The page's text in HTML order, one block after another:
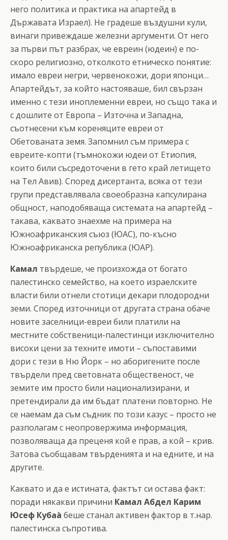
него политика и практика на апартейд в
Държавата Израел). Не градеше въздушни кули,
винаги привеждаше железни аргументи. От него
за първи път разбрах, че евреин (юдеин) е по-
скоро религиозно, отколкото етническо понятие:
имало евреи негри, червенокожи, дори японци…
Апартейдът, за който настояваше, бил свързан
именно с тези иноплеменни евреи, но също така и
с дошлите от Европа – Източна и Западна,
съотнесени към кореняците евреи от
Обетованата земя. Запомнил съм примера с
евреите-копти (тъмнокожи юдеи от Етиопия,
които били съсредоточени в гето край летището
на Тел Авив). Според дисертанта, всяка от тези
групи представлявала своеобразна капсулирана
общност, наподобяваща системата на апартейд –
такава, каквато знаехме на примера на
Южноафриканския съюз (ЮАС), по-късно
Южноафриканска република (ЮАР).
Камал твърдеше, че произхожда от богато
палестинско семейство, на което израелските
власти били отнели стотици декари плодородни
земи. Според източници от другата страна обаче
новите заселници-евреи били платили на
местните собственици-палестинци изключително
високи цени за техните имоти – съпоставими
дори с тези в Ню Йорк – но аборигените после
твърдели пред световната общественост, че
земите им просто били национализирани, и
претендирали да им бъдат платени повторно. Не
се наемам да съм съдник по този казус – просто не
разполагам с неопровержима информация,
позволяваща да преценя кой е прав, а кой – крив.
Затова съобщавам твърденията и на едните, и на
другите.
Каквато и да е истината, фактът си остава факт:
поради някакви причини Камал Абдел Карим
Юсеф Кубаà беше станал активен фактор в т.нар.
палестинска съпротива.